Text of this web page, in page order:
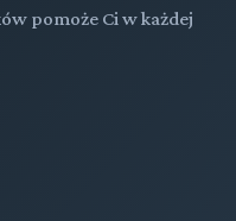
pomoże Ci w każdej